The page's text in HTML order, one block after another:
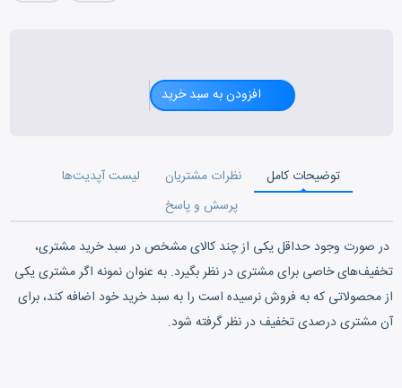
افزودن به سبد خرید
توضیحات کامل نظرات مشتریان
لیست آپدیت‌ها
پرسش و پاسخ
در صورت وجود حداقل یکی از چند کالای مشخص در سبد خرید مشتری،
تخفیف‌های خاصی برای مشتری در نظر بگیرد. به عنوان نمونه اگر مشتری یکی
از محصولاتی که به فروش نرسیده است را به سبد خرید خود اضافه کند، برای
آن مشتری درصدی تخفیف در نظر گرفته شود.